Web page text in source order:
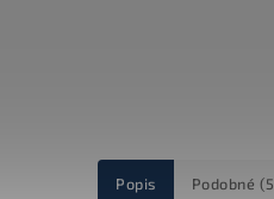
Popis Podobné